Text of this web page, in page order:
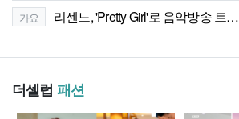
가요 리센느, 'Pretty Girl'로 음악방송 트…
더셀럽 패션